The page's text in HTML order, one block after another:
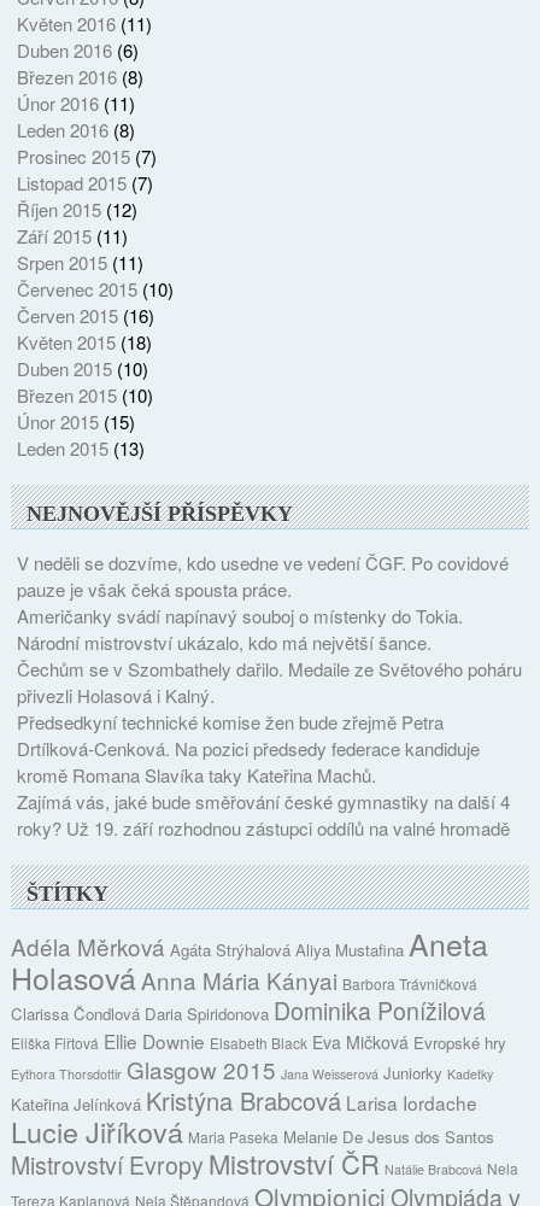
Květen 2016(11)
Duben 2016(6)
Březen 2016(8)
Únor 2016(11)
Leden 2016(8)
Prosinec 2015(7)
Listopad 2015(7)
Říjen 2015(12)
Září 2015(11)
Srpen 2015(11)
Červenec 2015(10)
Červen 2015(16)
Květen 2015(18)
Duben 2015(10)
Březen 2015(10)
Únor 2015(15)
Leden 2015(13)
NEJNOVĚJŠÍ PŘÍSPĚVKY
V neděli se dozvíme, kdo usedne ve vedení ČGF. Po covidové
pauze je však čeká spousta práce.
Američanky svádí napínavý souboj o místenky do Tokia.
Národní mistrovství ukázalo, kdo má největší šance.
Čechům se v Szombathely dařilo. Medaile ze Světového poháru
přivezli Holasová i Kalný.
Předsedkyní technické komise žen bude zřejmě Petra
Drtílková-Cenková. Na pozici předsedy federace kandiduje
kromě Romana Slavíka taky Kateřina Machů.
Zajímá vás, jaké bude směřování české gymnastiky na další 4
roky? Už 19. září rozhodnou zástupci oddílů na valné hromadě
ŠTÍTKY
Adéla Měrková Agáta Strýhalová Aliya Mustafina Aneta
HolasováAnna Mária Kányai Barbora Trávničková
Clarissa Čondlová Daria Spiridonova Dominika Ponížilová
Eliška Fiřtová Ellie Downie Elsabeth Black Eva Mičková Evropské hry
Eythora Thorsdottir Glasgow 2015 Jana Weisserová Juniorky Kadetky
Kateřina Jelínková Kristýna Brabcová Larisa Iordache
Lucie Jiříková Maria Paseka Melanie De Jesus dos Santos
Mistrovství Evropy Mistrovství ČR Natálie Brabcová Nela
Tereza Kaplanová Nela Štěpandová OlympioniciOlympiáda v